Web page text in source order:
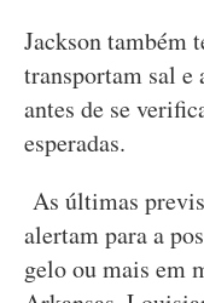
Jackson também
transportam sal e
antes de se
esperadas.
As últimas
alertam para a
gelo ou mais em